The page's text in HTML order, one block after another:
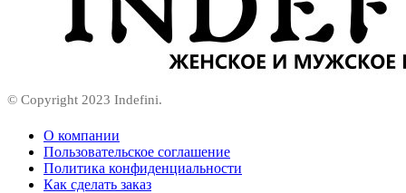
© Copyright 2023 Indefini.
О компании
Пользовательское соглашение
Политика конфиденциальности
Как сделать заказ